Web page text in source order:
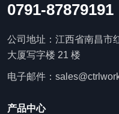
0791-87879191
公司地址：江西省南昌市
大厦写字楼 21 楼
电子邮件：
产品中心